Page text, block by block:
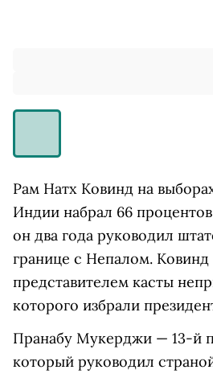
Рам Натх Ковинд на
Индии набрал 66
он два года руководил
границе с Непалом.
представителем касты
которого избрали
Пранабу Мукерджи — 13-й
который руководил